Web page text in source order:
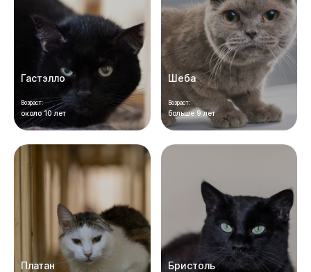
Гастэлло
Возраст:
около 10 лет
Шеба
Возраст:
больше 9 лет
Платан Бристоль